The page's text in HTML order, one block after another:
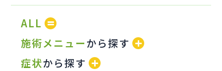
ALL
施術メニューから探す
症状から探す